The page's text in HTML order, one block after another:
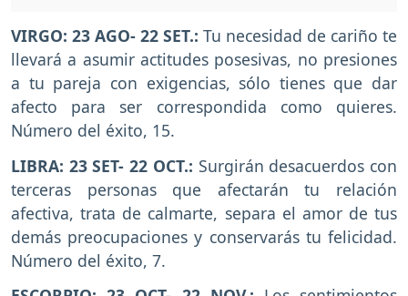
VIRGO: 23 AGO- 22 SET.: Tu necesidad de cariño te
llevará a asumir actitudes posesivas, no presiones
a tu pareja con exigencias, sólo tienes que dar
afecto para ser correspondida como quieres.
Número del éxito, 15.
LIBRA: 23 SET- 22 OCT.: Surgirán desacuerdos con
terceras personas que afectarán tu relación
afectiva, trata de calmarte, separa el amor de tus
demás preocupaciones y conservarás tu felicidad.
Número del éxito, 7.